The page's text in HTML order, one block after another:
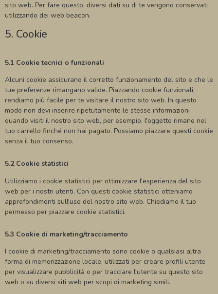
sito web. Per fare questo, diversi dati su di te vengono conservati
utilizzando dei web beacon.
5. Cookie
5.1 Cookie tecnici o funzionali
Alcuni cookie assicurano il corretto funzionamento del sito e che le
tue preferenze rimangano valide. Piazzando cookie funzionali,
rendiamo più facile per te visitare il nostro sito web. In questo
modo non devi inserire ripetutamente le stesse informazioni
quando visiti il nostro sito web, per esempio, l'oggetto rimane nel
tuo carrello finché non hai pagato. Possiamo piazzare questi cookie
senza il tuo consenso.
5.2 Cookie statistici
Utilizziamo i cookie statistici per ottimizzare l'esperienza del sito
web per i nostri utenti. Con questi cookie statistici otteniamo
approfondimenti sull'uso del nostro sito web. Chiediamo il tuo
permesso per piazzare cookie statistici.
5.3 Cookie di marketing/tracciamento
I cookie di marketing/tracciamento sono cookie o qualsiasi altra
forma di memorizzazione locale, utilizzati per creare profili utente
per visualizzare pubblicità o per tracciare l'utente su questo sito
web o su diversi siti web per scopi di marketing simili.